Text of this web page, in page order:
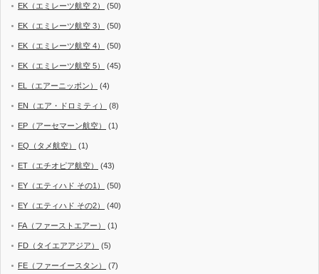
EK（エミレーツ航空 2） (50)
EK（エミレーツ航空 3） (50)
EK（エミレーツ航空 4） (50)
EK（エミレーツ航空 5） (45)
EL（エアーニッポン） (4)
EN（エア・ドロミティ） (8)
EP（アーセマーン航空） (1)
EQ（タメ航空） (1)
ET（エチオピア航空） (43)
EY（エティハド その1） (50)
EY（エティハド その2） (40)
FA（ファーストエアー） (1)
FD（タイエアアジア） (5)
FE（ファーイースタン） (7)